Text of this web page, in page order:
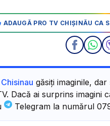
ADAUGĂ PRO TV CHIȘINĂU CA
găsiți imaginile,
Dacă ai surprins imagini
Telegram la numărul